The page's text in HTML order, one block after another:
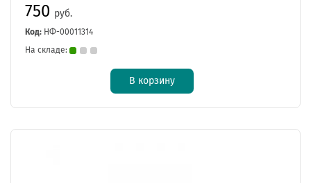
750 руб.
Код: НФ-00011314
На складе:
В корзину